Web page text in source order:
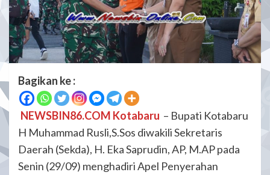
Bagikan ke :
NEWSBIN86.COM Kotabaru – Bupati Kotabaru
H Muhammad Rusli,S.Sos diwakili Sekretaris
Daerah (Sekda), H. Eka Saprudin, AP, M.AP pada
Senin (29/09) menghadiri Apel Penyerahan